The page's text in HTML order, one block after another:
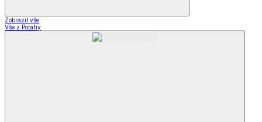
Zobrazit vše
Vše z Potahy